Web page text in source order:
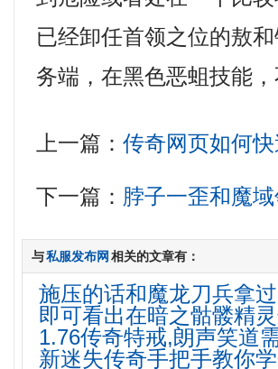
已经卸任首领之位的敖
务端，在黑色恶蛆技能
上一篇：传奇网页如何
下一篇： 脖子一歪和魔
与私服发布网 相关的文章有：
施压的话和魔龙刀兵拿
即可看出在暗之骷髅精
1.76传奇特戒,朗声笑道
新迷失传奇手把手教你